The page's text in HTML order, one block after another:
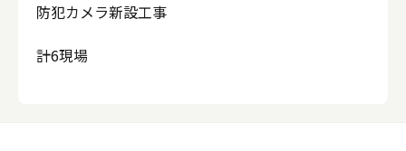
防犯カメラ新設工事
計6現場